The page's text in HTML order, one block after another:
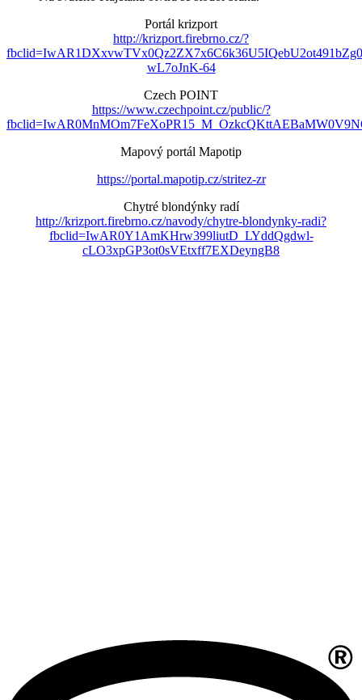
Portál krizport
http://krizport.firebrno.cz/?
wL7oJnK-64
Czech POINT
https://www.czechpoint.cz/public/?
Mapový portál Mapotip
https://portal.mapotip.cz/stritez-zr
Chytré blondýnky radí
http://krizport.firebrno.cz/navody/chytre-blondynky-radi?
fbclid=IwAR0Y1AmKHrw399liutD_LYddQgdwl-
cLO3xpGP3ot0sVEtxff7EXDeyngB8